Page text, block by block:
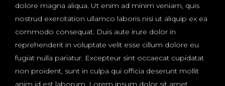
dolore magna aliqua. Ut enim ad minim veniam, quis
nostrud exercitation ullamco laboris nisi ut aliquip ex ea
commodo consequat. Duis aute irure dolor in
reprehenderit in voluptate velit esse cillum dolore eu
fugiat nulla pariatur. Excepteur sint occaecat cupidatat
non proident, sunt in culpa qui officia deserunt mollit
anim id est laborum. Lorem ipsum dolor sit amet,